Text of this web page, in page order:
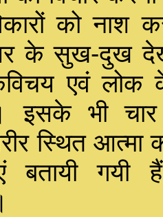
को नाश
के सुख-दुख
एवं
इसके भी
स्थित आत्मा
बतायी गयी